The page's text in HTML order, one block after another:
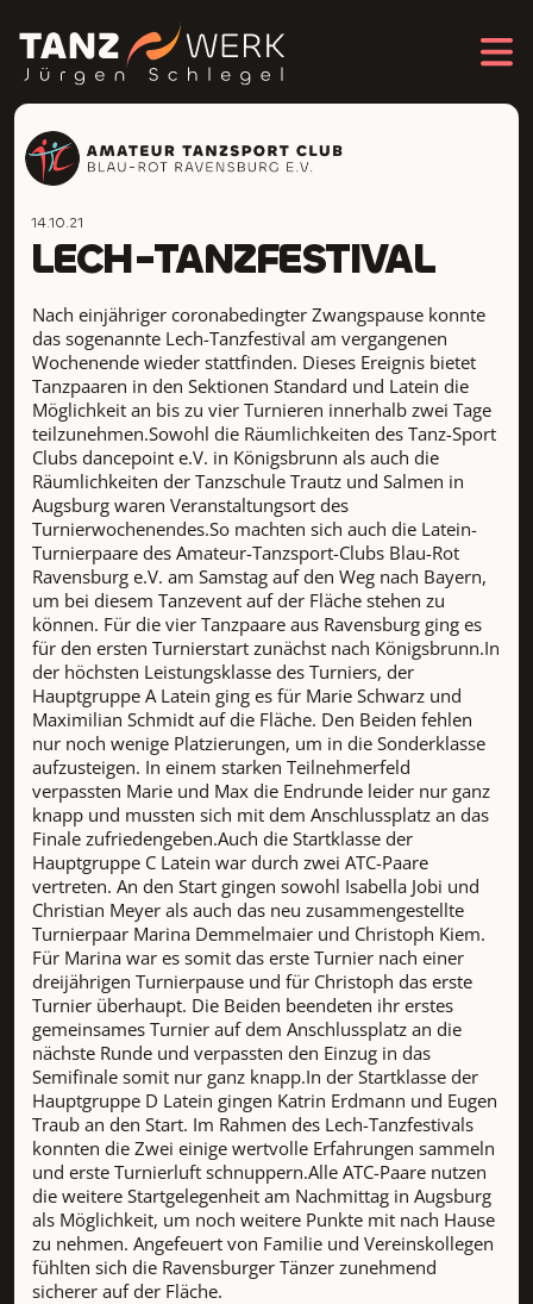
14.10.21
LECH-TANZFESTIVAL
Nach einjähriger coronabedingter Zwangspause konnte
das sogenannte Lech-Tanzfestival am vergangenen
Wochenende wieder stattfinden. Dieses Ereignis bietet
Tanzpaaren in den Sektionen Standard und Latein die
Möglichkeit an bis zu vier Turnieren innerhalb zwei Tage
teilzunehmen.Sowohl die Räumlichkeiten des Tanz-Sport
Clubs dancepoint e.V. in Königsbrunn als auch die
Räumlichkeiten der Tanzschule Trautz und Salmen in
Augsburg waren Veranstaltungsort des
Turnierwochenendes.So machten sich auch die Latein-
Turnierpaare des Amateur-Tanzsport-Clubs Blau-Rot
Ravensburg e.V. am Samstag auf den Weg nach Bayern,
um bei diesem Tanzevent auf der Fläche stehen zu
können. Für die vier Tanzpaare aus Ravensburg ging es
für den ersten Turnierstart zunächst nach Königsbrunn.In
der höchsten Leistungsklasse des Turniers, der
Hauptgruppe A Latein ging es für Marie Schwarz und
Maximilian Schmidt auf die Fläche. Den Beiden fehlen
nur noch wenige Platzierungen, um in die Sonderklasse
aufzusteigen. In einem starken Teilnehmerfeld
verpassten Marie und Max die Endrunde leider nur ganz
knapp und mussten sich mit dem Anschlussplatz an das
Finale zufriedengeben.Auch die Startklasse der
Hauptgruppe C Latein war durch zwei ATC-Paare
vertreten. An den Start gingen sowohl Isabella Jobi und
Christian Meyer als auch das neu zusammengestellte
Turnierpaar Marina Demmelmaier und Christoph Kiem.
Für Marina war es somit das erste Turnier nach einer
dreijährigen Turnierpause und für Christoph das erste
Turnier überhaupt. Die Beiden beendeten ihr erstes
gemeinsames Turnier auf dem Anschlussplatz an die
nächste Runde und verpassten den Einzug in das
Semifinale somit nur ganz knapp.In der Startklasse der
Hauptgruppe D Latein gingen Katrin Erdmann und Eugen
Traub an den Start. Im Rahmen des Lech-Tanzfestivals
konnten die Zwei einige wertvolle Erfahrungen sammeln
und erste Turnierluft schnuppern.Alle ATC-Paare nutzen
die weitere Startgelegenheit am Nachmittag in Augsburg
als Möglichkeit, um noch weitere Punkte mit nach Hause
zu nehmen. Angefeuert von Familie und Vereinskollegen
fühlten sich die Ravensburger Tänzer zunehmend
sicherer auf der Fläche.